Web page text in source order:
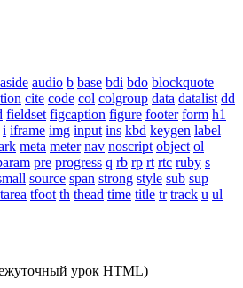
aside audio b base bdi bdo blockquote
cite code col colgroup data datalist dd
fieldset figcaption figure footer form h1
i iframe img input ins kbd keygen label
meta meter nav noscript object ol
pre progress q rb rp rt rtc ruby s
source span strong style sub sup
tfoot th thead time title tr track u ul
урок HTML)